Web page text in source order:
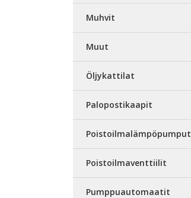
Muhvit
Muut
Öljykattilat
Palopostikaapit
Poistoilmalämpöpumput
Poistoilmaventtiilit
Pumppuautomaatit